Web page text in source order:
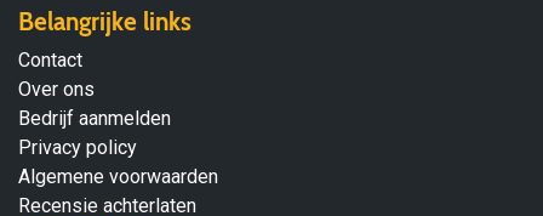
Belangrijke links
Contact
Over ons
Bedrijf aanmelden
Privacy policy
Algemene voorwaarden
Recensie achterlaten